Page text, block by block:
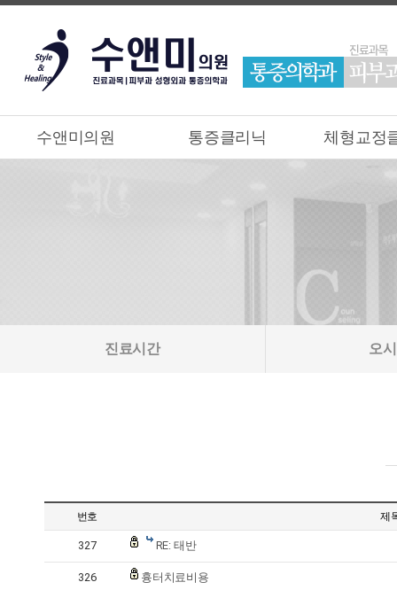
수앤미의원 통증클리닉 체형교정
진료시간 오
번호 제
327 RE: 태반
326 흉터치료비용